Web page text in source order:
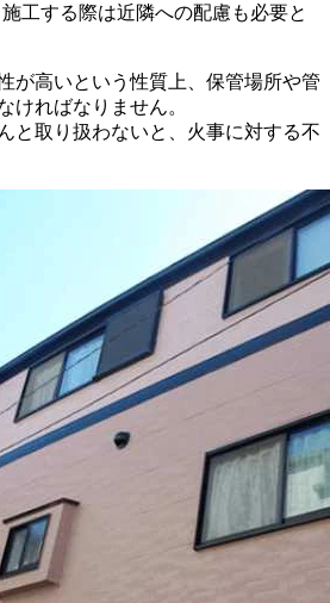
工する際は近隣への配慮も必要と
が高いという性質上、保管場所や管
ければなりません。
と取り扱わないと、火事に対する不